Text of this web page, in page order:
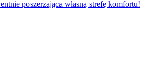
poszerzająca własną strefę komfortu!